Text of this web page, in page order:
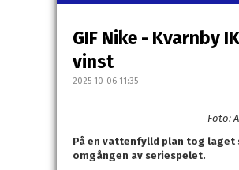
GIF Nike - Kvarnby
vinst
2025-10-06 11:35
Foto:
På en vattenfylld plan tog laget
omgången av seriespelet.